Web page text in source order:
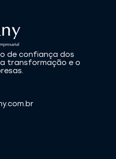
de confiança dos
a transformação e o